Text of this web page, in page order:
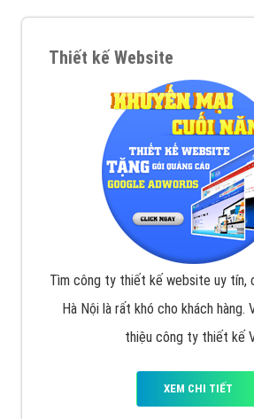
Thiết kế Website
Tìm công ty thiết kế website uy tín,
Hà Nội là rất khó cho khách hàng.
thiệu công ty thiết kế
XEM CHI TIẾT